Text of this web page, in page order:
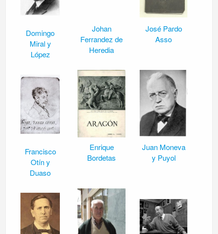
Domingo
Miral y
López
Johan
Ferrandez de
Heredia
José Pardo
Asso
Francisco
Otín y
Duaso
Enrique
Bordetas
Juan Moneva
y Puyol